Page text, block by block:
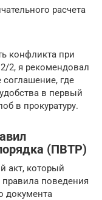
расчета
конфликта при
2, я рекомендовал
где
в первый
в прокуратуру.
(ПВТР)
акт, который
поведения
документа